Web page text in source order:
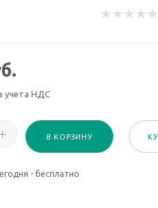
учета НДС
В КОРЗИНУ
- бесплатно